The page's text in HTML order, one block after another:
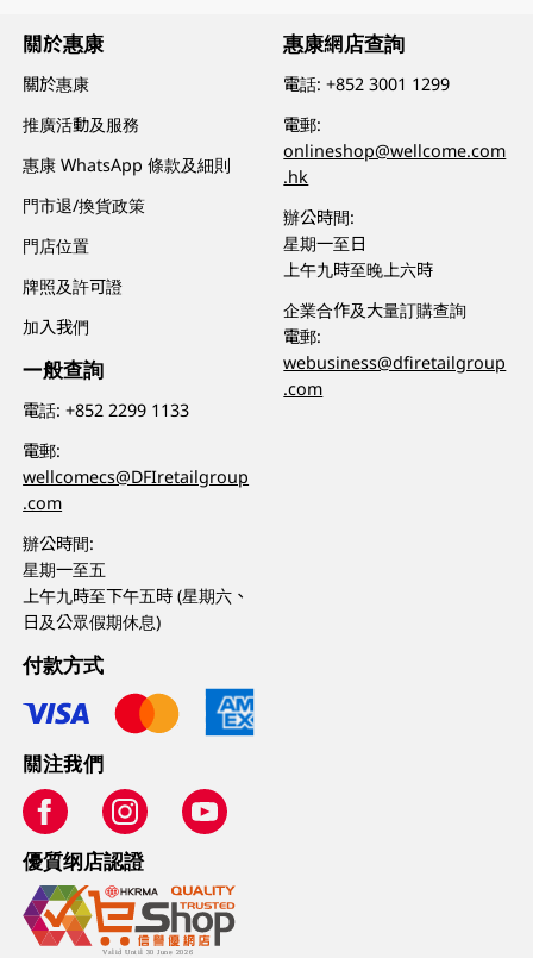
關於惠康
關於惠康
推廣活動及服務
惠康 WhatsApp 條款及細則
門市退/換貨政策
門店位置
牌照及許可證
加入我們
一般查詢
電話:+852 2299 1133
電郵:
wellcomecs@DFIretailgroup
.com
辦公時間:
星期一至五
上午九時至下午五時 (星期六、
日及公眾假期休息)
惠康網店查詢
電話:+852 3001 1299
電郵:
onlineshop@wellcome.com
.hk
辦公時間:
星期一至日
上午九時至晚上六時
企業合作及大量訂購查詢
電郵:
webusiness@dfiretailgroup
.com
付款方式
關注我們
優質纲店認證